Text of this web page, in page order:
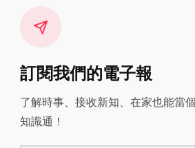
訂閱我們的電子報
了解時事、接收新知、在家也能當個
知識通！